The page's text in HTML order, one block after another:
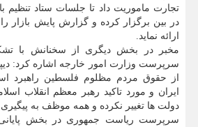
تجارت ماموریت داد تا جلسات ستاد تنظیم
در بین برگزار کرده و گزارش پایش بازار
ارائه نماید.
مخبر در بخش دیگری از سخنانش با
سرپرست وزارت امور خارجه اشاره کرد:
از حقوق مردم مظلوم فلسطین راهبرد
ایران و مورد تاکید رهبر معظم انقلاب
دولت ها تغییر نکرده و همه موظف به
سرپرست ریاست جمهوری در بخش